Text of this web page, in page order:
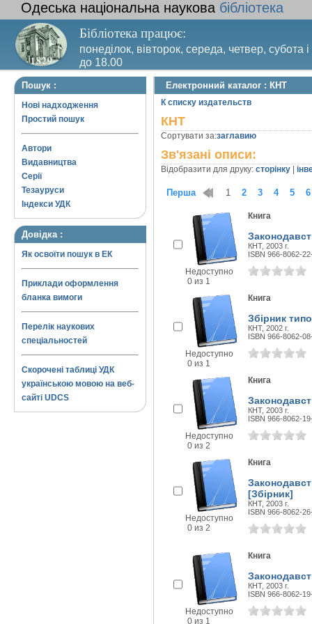
Одеська національна наукова бібліотека
Бібліотека працює:
понеділок, вівторок, середа, четвер, субота
до 18.00
Вихідний день – п’ятниця. Останній четвер
Пошук :
Нові надходження
Простий пошук
Автори
Видавництва
Серії
Тезауруси
Індекси УДК
Довідка :
Як освоїти пошук в ЕК
Приклади оформлення
бланка вимоги
Перелік наукових
спеціальностей
Скорочені таблиці УДК
українською мовою на веб-
сайті UDCS
Електронний каталог : КНТ
К списку издательств
КНТ
Сортувати за:заглавию
Зв'язані описи:
Відобразити для друку: сторінку
Перша 1 2 3 4 5 6
Недоступно
0 из 1
Книга
КНТ, 2003 г.
ISBN 966-8062-
Недоступно
0 из 1
Книга
Збірник
КНТ, 2002 г.
ISBN 966-8062-
Недоступно
0 из 2
Книга
КНТ, 2003 г.
ISBN 966-8062-
Недоступно
0 из 2
Книга
[Збірник]
КНТ, 2003 г.
ISBN 966-8062-
Недоступно
0 из 1
Книга
КНТ, 2003 г.
ISBN 966-8062-